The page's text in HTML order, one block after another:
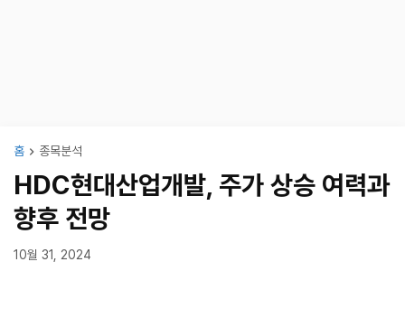
홈 종목분석
HDC현대산업개발, 주가 상승 여력과
향후 전망
10월 31, 2024